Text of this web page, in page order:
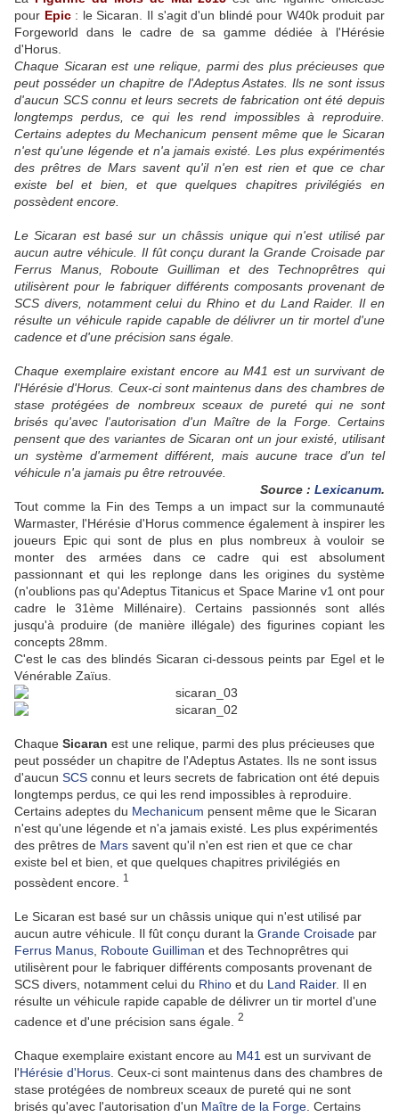
pour Epic : le Sicaran. Il s'agit d'un blindé pour W40k produit par
Forgeworld dans le cadre de sa gamme dédiée à l'Hérésie
d'Horus.
Chaque Sicaran est une relique, parmi des plus précieuses que
peut posséder un chapitre de l'Adeptus Astates. Ils ne sont issus
d'aucun SCS connu et leurs secrets de fabrication ont été depuis
longtemps perdus, ce qui les rend impossibles à reproduire.
Certains adeptes du Mechanicum pensent même que le Sicaran
n'est qu'une légende et n'a jamais existé. Les plus expérimentés
des prêtres de Mars savent qu'il n'en est rien et que ce char
existe bel et bien, et que quelques chapitres privilégiés en
possèdent encore.
Le Sicaran est basé sur un châssis unique qui n'est utilisé par
aucun autre véhicule. Il fût conçu durant la Grande Croisade par
Ferrus Manus, Roboute Guilliman et des Technoprêtres qui
utilisèrent pour le fabriquer différents composants provenant de
SCS divers, notamment celui du Rhino et du Land Raider. Il en
résulte un véhicule rapide capable de délivrer un tir mortel d'une
cadence et d'une précision sans égale.
Chaque exemplaire existant encore au M41 est un survivant de
l'Hérésie d'Horus. Ceux-ci sont maintenus dans des chambres de
stase protégées de nombreux sceaux de pureté qui ne sont
brisés qu'avec l'autorisation d'un Maître de la Forge. Certains
pensent que des variantes de Sicaran ont un jour existé, utilisant
un système d'armement différent, mais aucune trace d'un tel
véhicule n'a jamais pu être retrouvée.
Source : Lexicanum.
Tout comme la Fin des Temps a un impact sur la communauté
Warmaster, l'Hérésie d'Horus commence également à inspirer les
joueurs Epic qui sont de plus en plus nombreux à vouloir se
monter des armées dans ce cadre qui est absolument
passionnant et qui les replonge dans les origines du système
(n'oublions pas qu'Adeptus Titanicus et Space Marine v1 ont pour
cadre le 31ème Millénaire). Certains passionnés sont allés
jusqu'à produire (de manière illégale) des figurines copiant les
concepts 28mm.
C'est le cas des blindés Sicaran ci-dessous peints par Egel et le
Vénérable Zaïus.
Chaque Sicaran est une relique, parmi des plus précieuses que
peut posséder un chapitre de l'Adeptus Astates. Ils ne sont issus
d'aucun SCS connu et leurs secrets de fabrication ont été depuis
longtemps perdus, ce qui les rend impossibles à reproduire.
Certains adeptes du Mechanicum pensent même que le Sicaran
n'est qu'une légende et n'a jamais existé. Les plus expérimentés
des prêtres de Mars savent qu'il n'en est rien et que ce char
existe bel et bien, et que quelques chapitres privilégiés en
possèdent encore.
1
Le Sicaran est basé sur un châssis unique qui n'est utilisé par
aucun autre véhicule. Il fût conçu durant la Grande Croisade par
Ferrus Manus Roboute Guilliman et des Technoprêtres qui
utilisèrent pour le fabriquer différents composants provenant de
SCS divers, notamment celui du Rhino et du Land Raider. Il en
résulte un véhicule rapide capable de délivrer un tir mortel d'une
cadence et d'une précision sans égale.
2
Chaque exemplaire existant encore au M41 est un survivant de
l'Hérésie d'Horus . Ceux-ci sont maintenus dans des chambres de
stase protégées de nombreux sceaux de pureté qui ne sont
brisés qu'avec l'autorisation d'un Maître de la Forge . Certains